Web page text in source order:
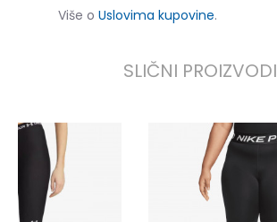
Više o Uslovima kupovine.
SLIČNI PROIZVODI